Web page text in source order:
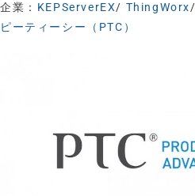
企業： KEPServerEX/ ThingWorx
ピーティーシー（PTC）